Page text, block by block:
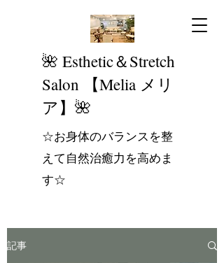
​🌺 Esthetic＆Stretch
Salon 【Melia メリ
ア】🌺
☆お身体のバランスを整
えて自然治癒力を高めま
す☆
記事